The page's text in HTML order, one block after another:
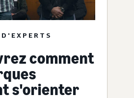
comment
s'orienter